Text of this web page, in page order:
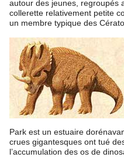
autour des jeunes, regroupés
collerette relativement petite
un membre typique des
Park est un estuaire
crues gigantesques ont tué
l’accumulation des os de